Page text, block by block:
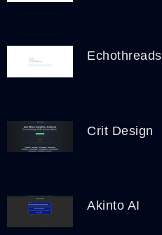
Echothreads
Crit Design
Akinto AI